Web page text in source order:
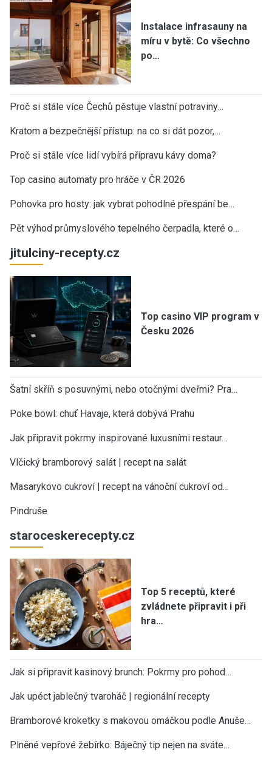
Instalace infrasauny na
míru v bytě: Co všechno
po…
Proč si stále více Čechů pěstuje vlastní potraviny…
Kratom a bezpečnější přístup: na co si dát pozor,…
Proč si stále více lidí vybírá přípravu kávy doma?
Top casino automaty pro hráče v ČR 2026
Pohovka pro hosty: jak vybrat pohodlné přespání be…
Pět výhod průmyslového tepelného čerpadla, které o…
jitulciny-recepty.cz
Top casino VIP program v
Česku 2026
Šatní skříň s posuvnými, nebo otočnými dveřmi? Pra…
Poke bowl: chuť Havaje, která dobývá Prahu
Jak připravit pokrmy inspirované luxusními restaur…
Vlčický bramborový salát | recept na salát
Masarykovo cukroví | recept na vánoční cukroví od…
Pindruše
staroceskerecepty.cz
Top 5 receptů, které
zvládnete připravit i při
hra…
Jak si připravit kasinový brunch: Pokrmy pro pohod…
Jak upéct jablečný tvaroháč | regionální recepty
Bramborové kroketky s makovou omáčkou podle Anuše…
Plněné vepřové žebírko: Báječný tip nejen na sváte…